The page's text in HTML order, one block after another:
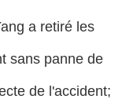
a retiré les
sans panne de
de l'accident;